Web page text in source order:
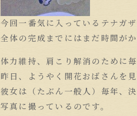
今回一番気に入っているテナガ
全体の完成までにはまだ時間がか
体力維持、肩こり解消のために
昨日、ようやく開花おばさんを見
彼女は（たぶん一般人）毎年、
写真に撮っているのです。